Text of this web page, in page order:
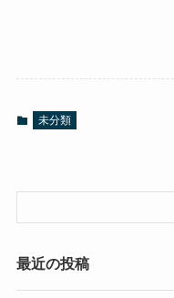
未分類
最近の投稿